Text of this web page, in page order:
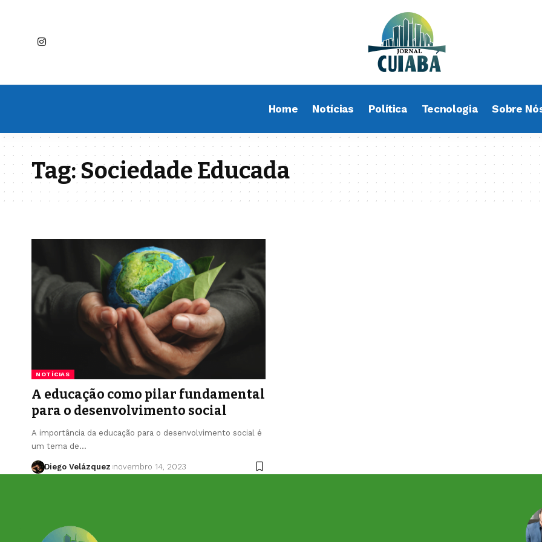
Home Notícias Política Tecnologia Sobre
Tag:Sociedade Educada
NOTÍCIAS
A educação como pilar fundamental
para o desenvolvimento social
A importância da educação para o desenvolvimento social é
um tema de…
Diego Velázquez novembro 14, 2023